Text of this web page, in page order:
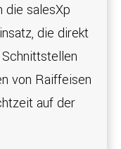
die salesXp
die direkt
von Raiffeisen
auf der